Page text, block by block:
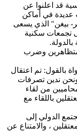
قد اعلنوا عن
في أماكن
بيغن" الذي يسعى
تجمعات سكنية
وضرب
بالقول: تم اعتقال
بينهم قاصر و 5 نساء، ونحن ندين تصرفات
من لقاء
باللقاء مع
الدولي إلى
، والامتناع عن